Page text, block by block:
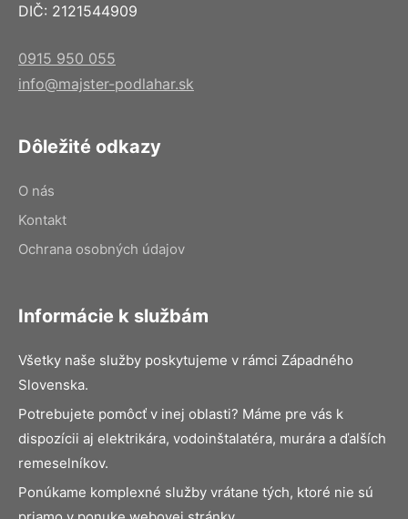
DIČ: 2121544909
0915 950 055
info@majster-podlahar.sk
Dôležité odkazy
O nás
Kontakt
Ochrana osobných údajov
Informácie k službám
Všetky naše služby poskytujeme v rámci Západného
Slovenska.
Potrebujete pomôcť v inej oblasti? Máme pre vás k
dispozícii aj elektrikára, vodoinštalatéra, murára a ďalších
remeselníkov.
Ponúkame komplexné služby vrátane tých, ktoré nie sú